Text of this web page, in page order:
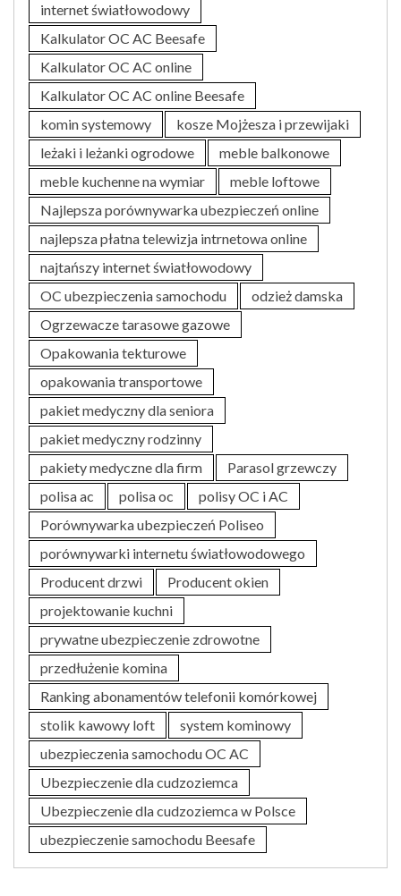
internet światłowodowy
Kalkulator OC AC Beesafe
Kalkulator OC AC online
Kalkulator OC AC online Beesafe
komin systemowy
kosze Mojżesza i przewijaki
leżaki i leżanki ogrodowe
meble balkonowe
meble kuchenne na wymiar
meble loftowe
Najlepsza porównywarka ubezpieczeń online
najlepsza płatna telewizja intrnetowa online
najtańszy internet światłowodowy
OC ubezpieczenia samochodu
odzież damska
Ogrzewacze tarasowe gazowe
Opakowania tekturowe
opakowania transportowe
pakiet medyczny dla seniora
pakiet medyczny rodzinny
pakiety medyczne dla firm
Parasol grzewczy
polisa ac
polisa oc
polisy OC i AC
Porównywarka ubezpieczeń Poliseo
porównywarki internetu światłowodowego
Producent drzwi
Producent okien
projektowanie kuchni
prywatne ubezpieczenie zdrowotne
przedłużenie komina
Ranking abonamentów telefonii komórkowej
stolik kawowy loft
system kominowy
ubezpieczenia samochodu OC AC
Ubezpieczenie dla cudzoziemca
Ubezpieczenie dla cudzoziemca w Polsce
ubezpieczenie samochodu Beesafe